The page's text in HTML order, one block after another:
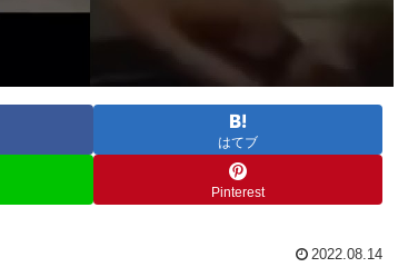
はてブ
Pinterest
2022.08.14